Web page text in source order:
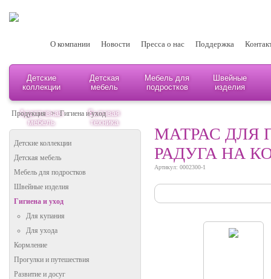
О компании Новости Пресса о нас Поддержка
Детские
коллекции
Детская
мебель
Мебель для
подростков
Швейные
изделия
Адаптивная
мебель
Бытовая
техника
Продукция > Гигиена и уход
Детские коллекции
Детская мебель
Мебель для подростков
Швейные изделия
Гигиена и уход
Для купания
Для ухода
Кормление
Прогулки и путешествия
Развитие и досуг
МАТРАС ДЛЯ
РАДУГА НА
Артикул: 0002300-1